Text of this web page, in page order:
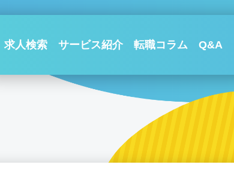
求人検索 サービス紹介 転職コラム Q&A